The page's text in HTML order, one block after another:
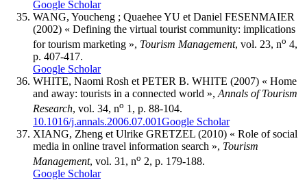
Google Scholar
WANG, Youcheng ; QuaeheeYU et Daniel FESENMAIER
(2002) « Defining the virtual tourist community: implications
for tourism marketing », Tourism Management, vol. 23, no 4,
p. 407-417.
Google Scholar
WHITE, Naomi Rosh et PETER B. WHITE (2007) « Home
and away: tourists in a connected world », Annals of Tourism
Research, vol. 34, no 1, p. 88-104.
10.1016/j.annals.2006.07.001Google Scholar
XIANG, Zheng et Ulrike GRETZEL (2010) « Role of social
media in online travel information search », Tourism
Management, vol. 31, no 2, p. 179-188.
Google Scholar